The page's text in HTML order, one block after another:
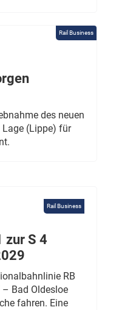
Rail Business
des neuen
(Lippe) für
Rail Business
zur S 4
RB
Bad Oldesloe
fahren. Eine